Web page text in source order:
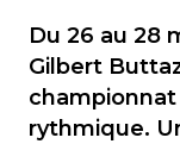
Du 26 au 28
Gilbert
rythmique.